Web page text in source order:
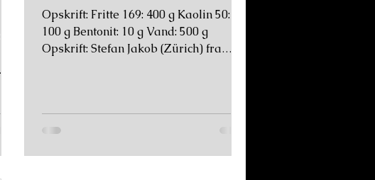
Opskrift: Fritte 169: 400 g Kaolin 50:
100 g Bentonit: 10 g Vand: 500 g
Opskrift: Stefan Jakob (Zürich) fra